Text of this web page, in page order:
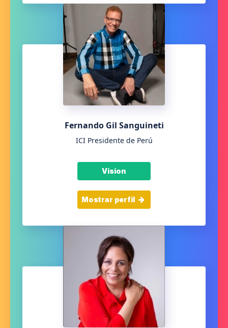
Fernando Gil Sanguineti
ICI Presidente de Perú
Vision
Mostrar perfil